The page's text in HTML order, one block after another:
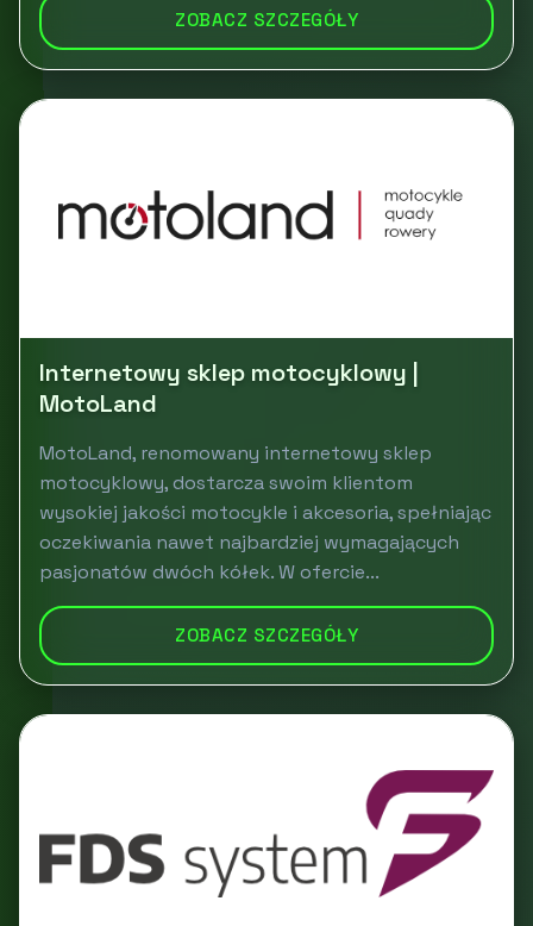
ZOBACZ SZCZEGÓŁY
Internetowy sklep motocyklowy |
MotoLand
MotoLand, renomowany internetowy sklep
motocyklowy, dostarcza swoim klientom
wysokiej jakości motocykle i akcesoria, spełniając
oczekiwania nawet najbardziej wymagających
pasjonatów dwóch kółek. W ofercie...
ZOBACZ SZCZEGÓŁY